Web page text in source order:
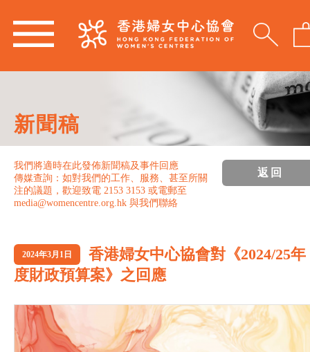
新聞稿
我們將適時在此發佈新聞稿及事件回應
傳媒查詢：如對我們的工作、服務、甚至所關
注的議題，歡迎致電 2153 3153 或電郵至
media@womencentre.org.hk 與我們聯絡
返回
2024年3月1日
香港婦女中心協會對《2024/25年
度財政預算案》之回應